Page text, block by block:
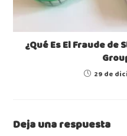
¿Qué Es El Fraude
29 de
Deja una respuesta